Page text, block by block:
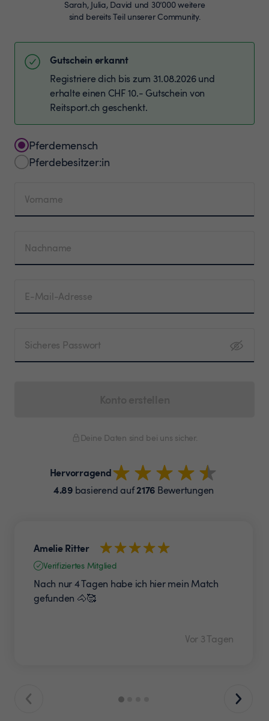
Sarah, Julia, David und 30’000 weitere
sind bereits Teil unserer Community.
Gutschein erkannt
Registriere dich bis zum 31.08.2026 und
erhalte einen CHF 10.- Gutschein von
Reitsport.ch geschenkt.
Pferdemensch
Pferdebesitzer:in
Vorname
Nachname
E-Mail-Adresse
Sicheres Passwort
Deine Daten sind bei uns sicher.
Hervorragend
4.89basierend auf2176 Bewertungen
Amelie Ritter
Verifiziertes Mitglied
Nach nur 4 Tagen habe ich hier mein Match
gefunden 🐴🥰
Vor 3 Tagen